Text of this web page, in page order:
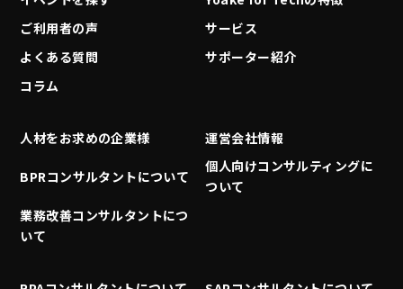
ご利用者の声
サービス
よくある質問
サポーター紹介
コラム
人材をお求めの企業様 運営会社情報
BPRコンサルタントについて
個人向けコンサルティングに
ついて
業務改善コンサルタントにつ
いて